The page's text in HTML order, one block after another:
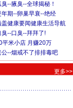
臭--腋臭--全球揭秘！
年期--卵巢早衰--绝经
盖健康要闻健康生活导航
臭--口臭--拜拜了!
平米小店 月赚20万
公--烟戒不了排排毒吧
更多>>